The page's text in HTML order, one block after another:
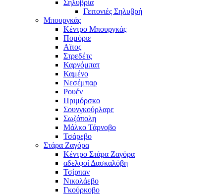
Σηλυβρία
Γειτονιές Σηλυβρή
Μπουργκάς
Κέντρο Μπουργκάς
Πομόριε
Αϊτος
Στρεδέτς
Καρνόμπατ
Καμένο
Νεσέμπαρ
Ρουέν
Πριμόρσκο
Σουνγκούρλαρε
Σωζόπολη
Μάλκο Τάρνοβο
Τσάρεβο
Στάρα Ζαγόρα
Κέντρο Στάρα Ζαγόρα
αδελφοί Δασκαλόβη
Τσίρπαν
Νικολάεβο
Γκούρκοβο